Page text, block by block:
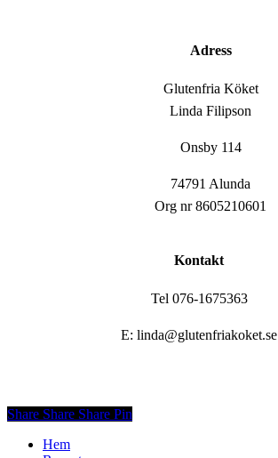
Adress
Glutenfria Köket
Linda Filipson
Onsby 114
74791 Alunda
Org nr 8605210601
Kontakt
Tel 076-1675363
E: linda@glutenfriakoket.se
Share
Share Share Share Pin
Close
Hem